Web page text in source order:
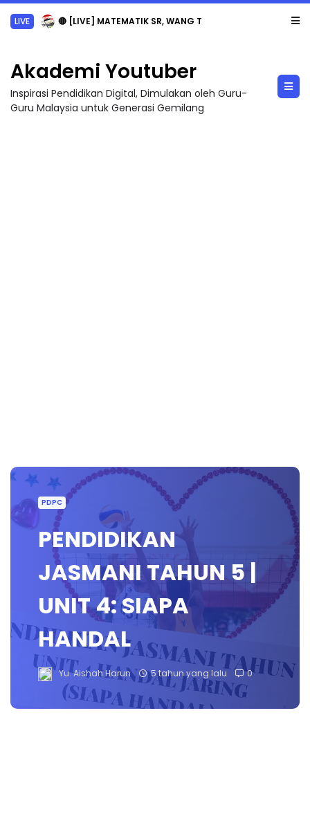
LIVE 🔴 [LIVE] MATEMATIK SR, WANG TAHUN 6 OLEH CIKGU ANITA #ALLINONE #141 #...
Akademi Youtuber
Inspirasi Pendidikan Digital, Dimulakan oleh Guru-
Guru Malaysia untuk Generasi Gemilang
PDPC
PENDIDIKAN
JASMANI TAHUN 5 |
UNIT 4: SIAPA
HANDAL
Yu. Aishah Harun 5 tahun yang lalu 0